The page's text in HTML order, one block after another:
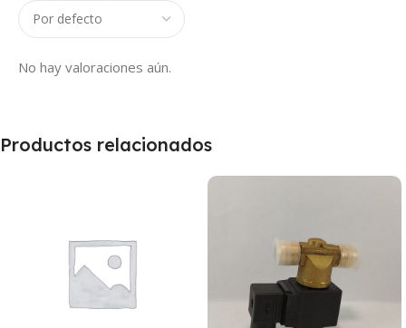
No hay valoraciones aún.
Productos relacionados